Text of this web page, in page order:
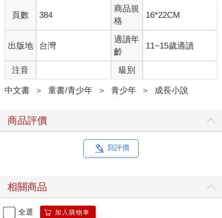
wimpy 的意思是懦弱，譯成「遜咖」相當傳神。然而，我們深入
了解葛瑞後，發現他很普通，愛耍小聰明，但緊要關頭也願意為
朋友挺身而出⋯⋯他那些鬼點子引發的麻煩，與其說是遜，可能
更接近時下的「囧」。因此我們為這系列更名為「葛瑞的囧日
記」，希望捕捉到年輕孩子無厘頭、懊惱等種種不明所以的心
情。
「葛瑞的囧日記」，用一則則笑料不斷的事件，陪伴青春期的孩
子度過難挨的成長之路。身為父母的我們，其實也很適合閱讀這
建立和諧的親子關係！
胡培菱
「葛瑞的囧日記」這系列在美國的成功，一直是出版界討論的現
頁數 384
商品規
格
16*22CM
出版地 台灣
適讀年
齡
11~15歲適讀
注音 級別
中文書 ＞ 童書/青少年 ＞ 青少年 ＞ 成長小說
商品評價
寫評價
相關商品
全選 加入購物車